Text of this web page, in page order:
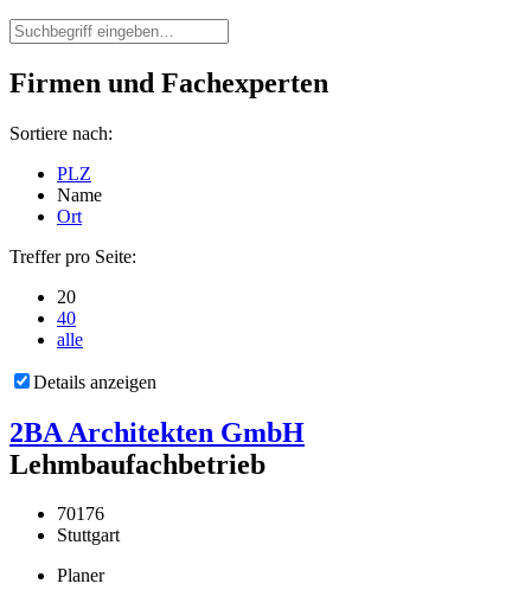
Firmen und Fachexperten
Sortiere nach:
PLZ
Name
Ort
Treffer pro Seite:
20
40
alle
Details anzeigen
2BA Architekten GmbH
Lehmbaufachbetrieb
70176
Stuttgart
Planer